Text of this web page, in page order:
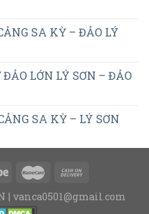
SA KỲ – ĐẢO LÝ
LỚN LÝ SƠN – ĐẢO
SA KỲ – LÝ SƠN
| vanca0501@gmail.com